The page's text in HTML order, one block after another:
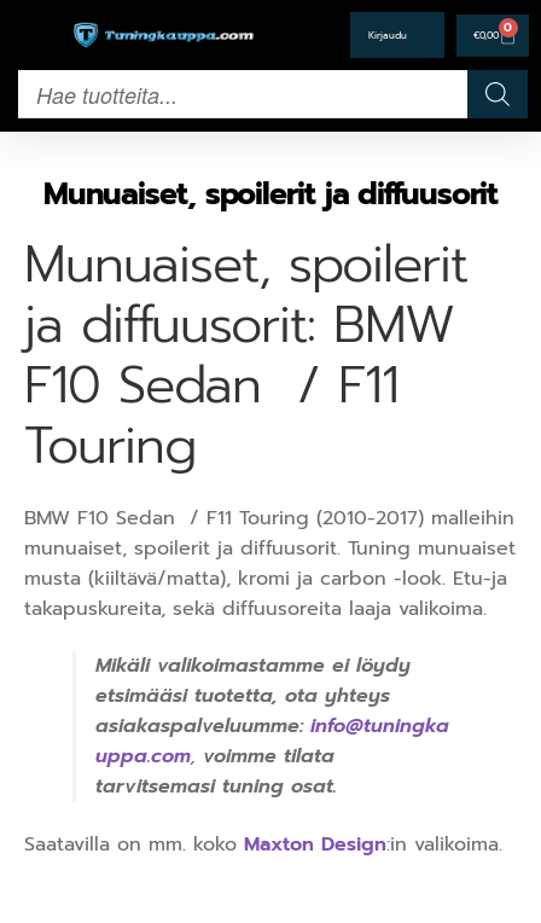
€0,00 0
Munuaiset, spoilerit ja diffuusorit
Munuaiset, spoilerit
ja diffuusorit: BMW
F10 Sedan / F11
Touring
BMW F10 Sedan / F11 Touring (2010-2017) malleihin
munuaiset, spoilerit ja diffuusorit. Tuning munuaiset
musta (kiiltävä/matta), kromi ja carbon -look. Etu-ja
takapuskureita, sekä diffuusoreita laaja valikoima.
Mikäli valikoimastamme ei löydy
etsimääsi tuotetta, ota yhteys
asiakaspalveluumme: info@tuningka
uppa.com, voimme tilata
tarvitsemasi tuning osat.
Saatavilla on mm. koko Maxton Design:in valikoima.